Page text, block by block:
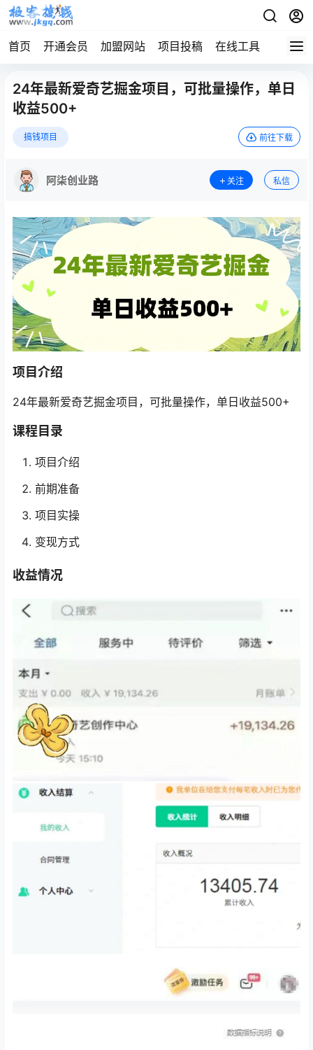
首页 开通会员 加盟网站 项目投稿 在线工具 地址发
24年最新爱奇艺掘金项目，可批量操作，单日
收益500+
搞钱项目 前往下载
阿柒创业路 关注 私信
项目介绍
24年最新爱奇艺掘金项目，可批量操作，单日收益500+
课程目录
项目介绍
前期准备
项目实操
变现方式
收益情况